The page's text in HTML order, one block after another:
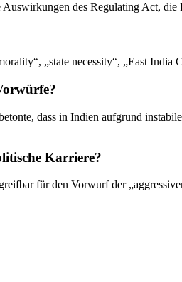
des Regulating Act,
„state necessity“, „East
dass in Indien aufgrund
Karriere?
für den Vorwurf der